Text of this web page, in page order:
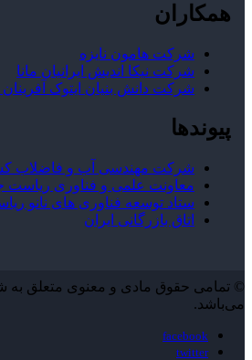
همکاران
شرکت هامون نایزه
شرکت نیکا اندیش ایرانیان مانا
شرکت دانش بنیان ایتوک
پیوندها
شرکت مهندسی آب و فاضلاب
معاونت علمی و فناوری ریاست
ستاد توسعه فناوری های نانو
اتاق بازرگانی ایران
© تمامی حقوق مادی و معنوی متعلق به
می‌باشد.
facebook
twitter